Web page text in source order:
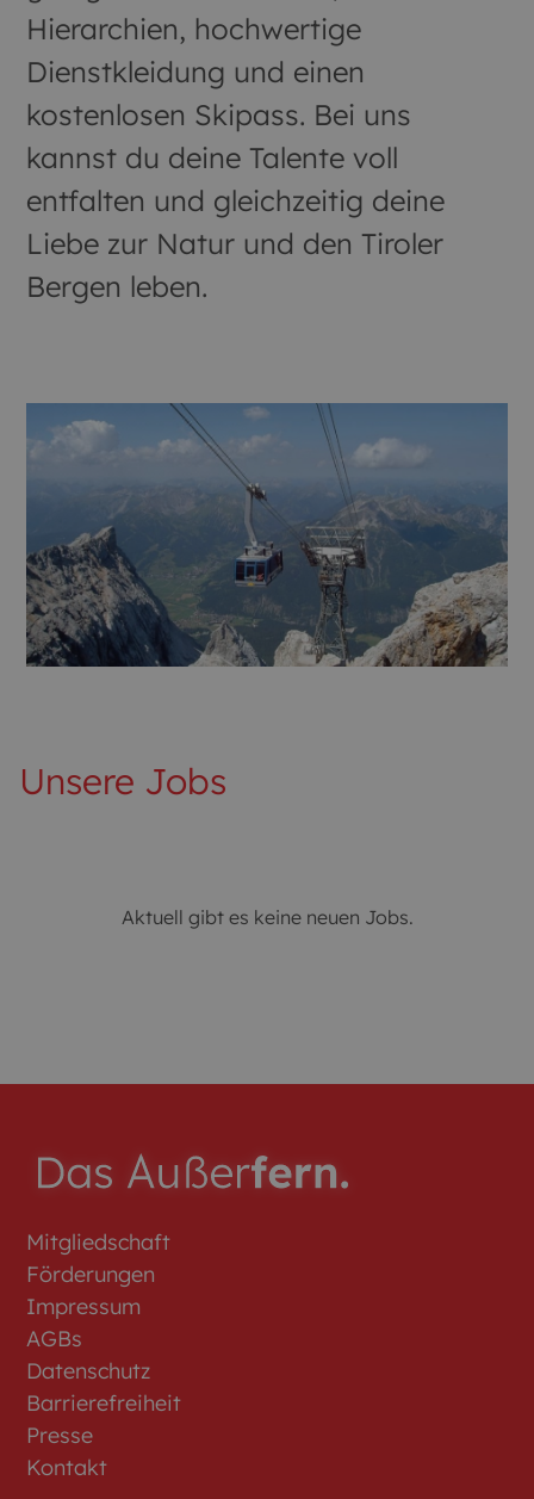
Hierarchien, hochwertige
Dienstkleidung und einen
kostenlosen Skipass. Bei uns
kannst du deine Talente voll
entfalten und gleichzeitig deine
Liebe zur Natur und den Tiroler
Bergen leben.
Unsere Jobs
Aktuell gibt es keine neuen Jobs.
Mitgliedschaft
Förderungen
Impressum
AGBs
Datenschutz
Barrierefreiheit
Presse
Kontakt